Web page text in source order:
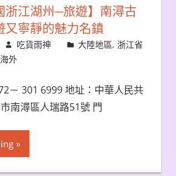
浙江湖州─旅遊】南潯古
寧靜的魅力名鎮
吃貨雨神 大陸地區,浙江省
外
－ 301 6999 地址：中華人民共
南潯區人瑞路51號 門